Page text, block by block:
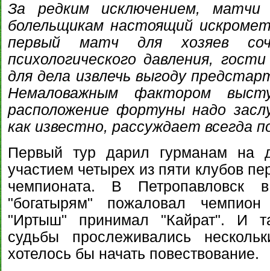
За редким исключением,
болельщикам настоящий
первый матч для хозяев
психологического давления,
для дела извлечь выгоду
Немаловажным фактором
расположение фортуны надо
как известно, рассуждает всегда
Первый тур дарил гурманам на
участием четырех из пяти клубов
чемпионата. В Петропавловск
"богатырям" пожаловал
"Иртыш" принимал "Кайрат". И
судьбы прослеживались
хотелось бы начать повествование.